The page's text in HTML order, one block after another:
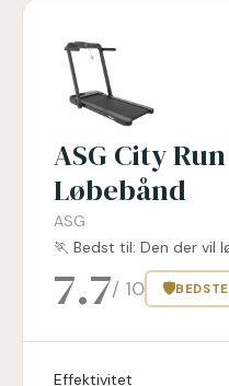
ASG City
Løbebånd
ASG
🏃 Bedst til: Den der vil
7.7/ 10 🛡
Effektivitet